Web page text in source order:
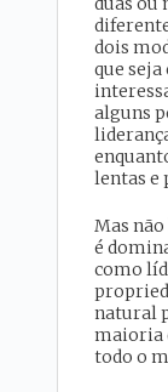
dois
que
alguns
lentas e
Mas
é
como
natural
maioria
todo o